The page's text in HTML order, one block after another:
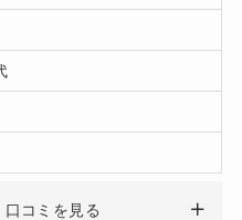
コミを見る